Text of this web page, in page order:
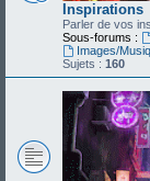
Inspirations
Parler de vos
Sous-forums :
Images/
Sujets : 160